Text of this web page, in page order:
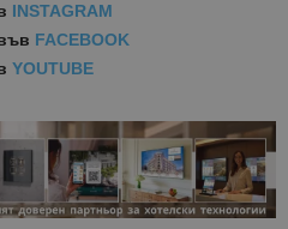
INSTAGRAM
FACEBOOK
YOUTUBE